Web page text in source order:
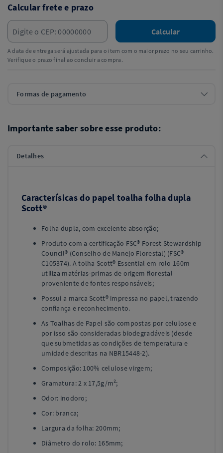
Calcular frete e prazo
Calcular
A data de entrega será ajustada para o item com o maior prazo no seu carrinho.
Verifique o prazo final ao concluir a compra.
Formas de pagamento
Importante saber sobre esse produto:
Detalhes
Caracterísicas do papel toalha folha dupla
Scott®
Folha dupla, com excelente absorção;
Produto com a certificação FSC® Forest Stewardship
Council® (Conselho de Manejo Florestal) (FSC®
C105374). A tolha Scott® Essential em rolo 160m
utiliza matérias-primas de origem florestal
proveniente de fontes responsáveis;
Possui a marca Scott® impressa no papel, trazendo
confiança e reconhecimento.
As Toalhas de Papel são compostas por celulose e
por isso são consideradas biodegradáveis (desde
que submetidas as condições de temperatura e
umidade descritas na NBR15448-2).
Composição: 100% celulose virgem;
Gramatura: 2 x 17,5g/m²;
Odor: inodoro;
Cor: branca;
Largura da folha: 200mm;
Diâmetro do rolo: 165mm;